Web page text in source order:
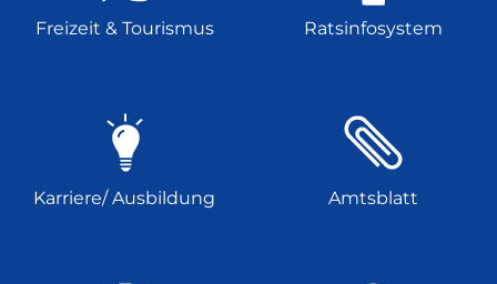
Freizeit & Tourismus Ratsinfosystem
Karriere/ Ausbildung Amtsblatt